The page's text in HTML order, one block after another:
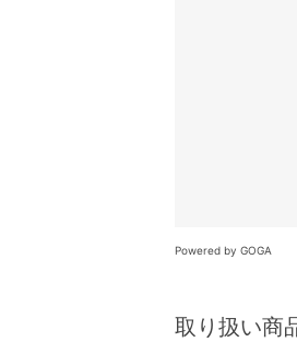
Powered by GOGA
取り扱い商